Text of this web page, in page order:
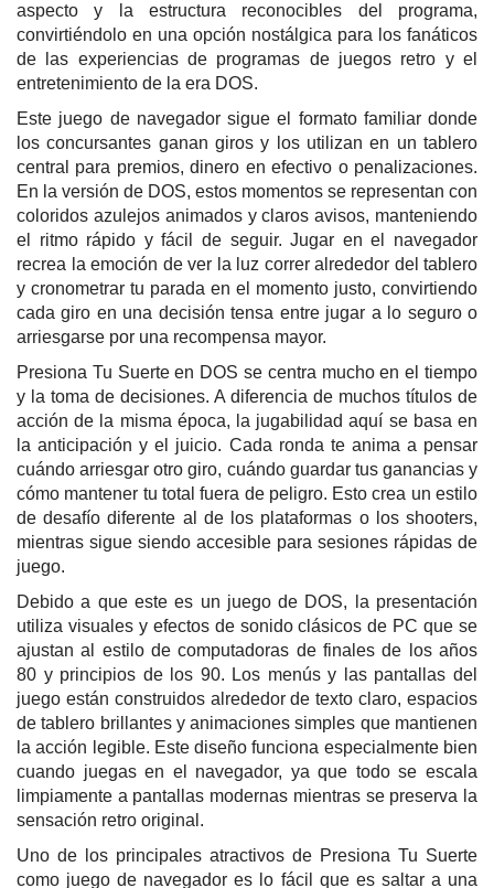
aspecto y la estructura reconocibles del programa,
convirtiéndolo en una opción nostálgica para los fanáticos
de las experiencias de programas de juegos retro y el
entretenimiento de la era DOS.
Este juego de navegador sigue el formato familiar donde
los concursantes ganan giros y los utilizan en un tablero
central para premios, dinero en efectivo o penalizaciones.
En la versión de DOS, estos momentos se representan con
coloridos azulejos animados y claros avisos, manteniendo
el ritmo rápido y fácil de seguir. Jugar en el navegador
recrea la emoción de ver la luz correr alrededor del tablero
y cronometrar tu parada en el momento justo, convirtiendo
cada giro en una decisión tensa entre jugar a lo seguro o
arriesgarse por una recompensa mayor.
Presiona Tu Suerte en DOS se centra mucho en el tiempo
y la toma de decisiones. A diferencia de muchos títulos de
acción de la misma época, la jugabilidad aquí se basa en
la anticipación y el juicio. Cada ronda te anima a pensar
cuándo arriesgar otro giro, cuándo guardar tus ganancias y
cómo mantener tu total fuera de peligro. Esto crea un estilo
de desafío diferente al de los plataformas o los shooters,
mientras sigue siendo accesible para sesiones rápidas de
juego.
Debido a que este es un juego de DOS, la presentación
utiliza visuales y efectos de sonido clásicos de PC que se
ajustan al estilo de computadoras de finales de los años
80 y principios de los 90. Los menús y las pantallas del
juego están construidos alrededor de texto claro, espacios
de tablero brillantes y animaciones simples que mantienen
la acción legible. Este diseño funciona especialmente bien
cuando juegas en el navegador, ya que todo se escala
limpiamente a pantallas modernas mientras se preserva la
sensación retro original.
Uno de los principales atractivos de Presiona Tu Suerte
como juego de navegador es lo fácil que es saltar a una